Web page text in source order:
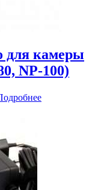
для камеры
NP-100)